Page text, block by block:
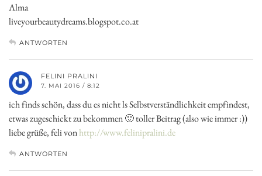
Alma
liveyourbeautydreams.blogspot.co.at
ANTWORTEN
FELINI PRALINI
7. MAI 2016 / 8:12
ich finds schön, dass du es nicht ls Selbstverständlichkeit empfindest,
etwas zugeschickt zu bekommen 🙂 toller Beitrag (also wie immer :))
liebe grüße, feli vonhttp://www.felinipralini.de
ANTWORTEN